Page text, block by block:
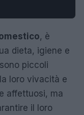
, è
dieta, igiene e
piccoli
loro vivacità e
affettuosi, ma
il loro